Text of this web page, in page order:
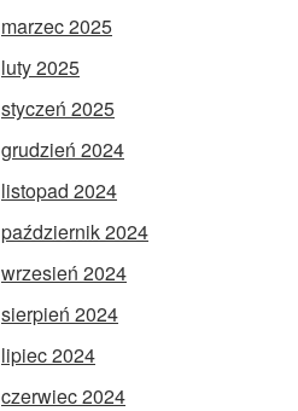
marzec 2025
luty 2025
styczeń 2025
grudzień 2024
listopad 2024
październik 2024
wrzesień 2024
sierpień 2024
lipiec 2024
czerwiec 2024